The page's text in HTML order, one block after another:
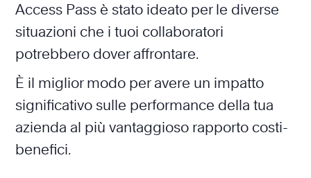
Access Pass è stato ideato per le diverse
situazioni che i tuoi collaboratori
potrebbero dover affrontare.
È il miglior modo per avere un impatto
significativo sulle performance della tua
azienda al più vantaggioso rapporto costi-
benefici.